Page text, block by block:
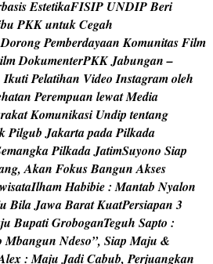
basisEstetikaFISIP UNDIPBeri
bu PKKuntukCegah
DorongPemberdayaan KomunitasFilm
ilmDokumenterPKKJabungan –
IkutiPelatihan Video Instagramoleh
hatan Perempuan lewatMedia
rakatKomunikasi Undip tentang
kPilgub JakartapadaPilkada
emangkaPilkadaJatimSuyono Siap
ng, Akan FokusBangun Akses
wisataIlhamHabibie: Mantab Nyalon
u BilaJawaBaratKuatPersiapan 3
ju BupatiGroboganTeguh Sapto :
Mbangun Ndeso”, Siap Maju &
lex: Maju JadiCabub, Perjuangkan